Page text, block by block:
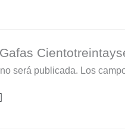
será publicada. Los